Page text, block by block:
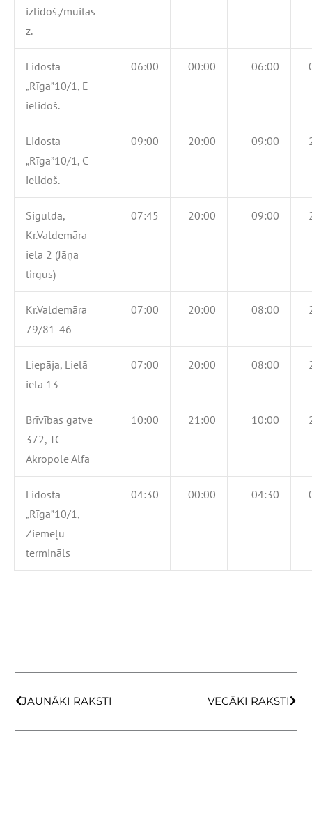
izlidoš./muitas
z.
Lidosta
„Rīga”10/1, E
ielidoš.
06:00 00:00 06:00
Lidosta
„Rīga”10/1, C
ielidoš.
09:00 20:00 09:00
Sigulda,
Kr.Valdemāra
iela 2 (Jāņa
tirgus)
07:45 20:00 09:00
Kr.Valdemāra
79/81-46
07:00 20:00 08:00
Liepāja, Lielā
iela 13
07:00 20:00 08:00
Brīvības gatve
372, TC
Akropole Alfa
10:00 21:00 10:00
Lidosta
„Rīga”10/1,
Ziemeļu
termināls
04:30 00:00 04:30
JAUNĀKI RAKSTI VECĀKI RAKSTI